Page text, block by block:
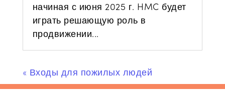
начиная с июня 2025 г. HMC будет
играть решающую роль в
продвижении...
« Входы для пожилых людей